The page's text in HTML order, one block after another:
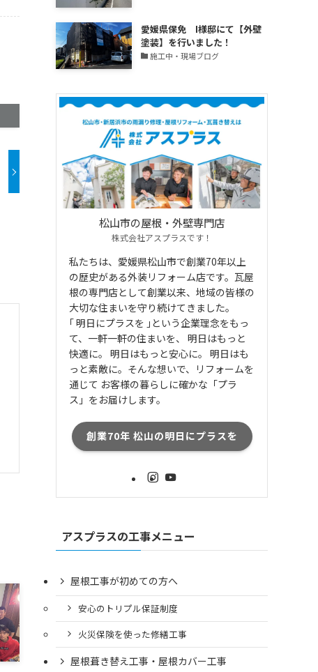
愛媛県保免 I様邸にて【外壁
塗装】を行いました！
施工中・現場ブログ
松山市の屋根・外壁専門店
株式会社アスプラスです！
私たちは、愛媛県松山市で創業70年以上
の歴史がある外装リフォーム店です。瓦屋
根の専門店として創業以来、地域の皆様の
大切な住まいを守り続けてきました。
｢ 明日にプラスを ｣という企業理念をもっ
て、一軒一軒の住まいを、 明日はもっと
快適に。 明日はもっと安心に。 明日はも
っと素敵に。そんな想いで、リフォームを
通じて お客様の暮らしに確かな「プラ
ス」をお届けします。
創業70年 松山の明日にプラスを
アスプラスの工事メニュー
屋根工事が初めての方へ
安心のトリプル保証制度
火災保険を使った修繕工事
屋根葺き替え工事・屋根カバー工事